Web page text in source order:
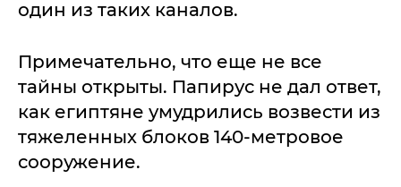
один из таких каналов.
Примечательно, что еще не все
тайны открыты. Папирус не дал ответ,
как египтяне умудрились возвести из
тяжеленных блоков 140-метровое
сооружение.